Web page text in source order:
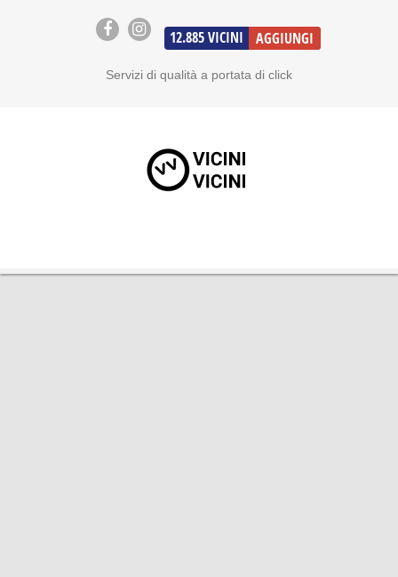
12.885 VICINI AGGIUNGI
Servizi di qualità a portata di click